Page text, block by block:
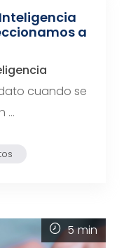
a
cuando se
…
5 min